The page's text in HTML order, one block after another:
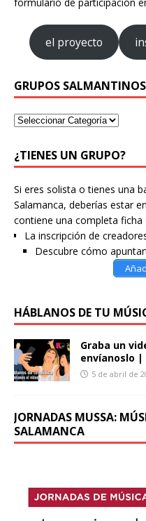
formulario de participación
el proyecto
GRUPOS SALMANTINOS
¿TIENES UN GRUPO?
Si eres solista o tienes una
Salamanca, deberías estar
contiene una completa
La inscripción de
Descubre cómo
HÁBLANOS DE TU
Graba un
envíanoslo |
5 de abril de
JORNADAS MUSSA:
SALAMANCA